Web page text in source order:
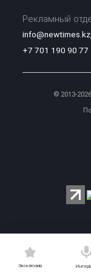
Эксклюзив
Рекламный
info@newtimes.kz,
+7 701 190 90 77
© 2013-